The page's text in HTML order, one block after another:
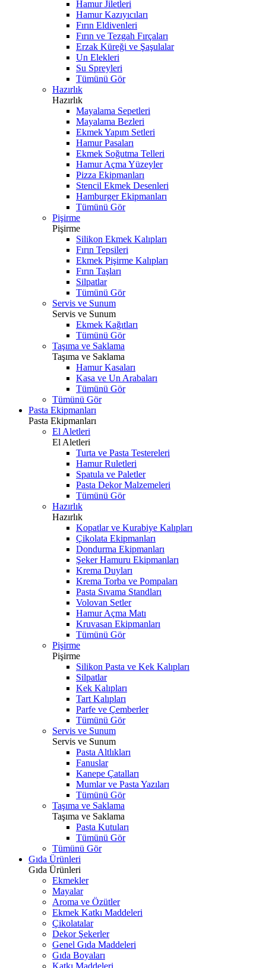
Hamur Jiletleri
Hamur Kazıyıcıları
Fırın Eldivenleri
Fırın ve Tezgah Fırçaları
Erzak Küreği ve Şaşulalar
Un Elekleri
Su Spreyleri
Tümünü Gör
Hazırlık
Hazırlık
Mayalama Sepetleri
Mayalama Bezleri
Ekmek Yapım Setleri
Hamur Pasaları
Ekmek Soğutma Telleri
Hamur Açma Yüzeyler
Pizza Ekipmanları
Stencil Ekmek Desenleri
Hamburger Ekipmanları
Tümünü Gör
Pişirme
Pişirme
Silikon Ekmek Kalıpları
Fırın Tepsileri
Ekmek Pişirme Kalıpları
Fırın Taşları
Silpatlar
Tümünü Gör
Servis ve Sunum
Servis ve Sunum
Ekmek Kağıtları
Tümünü Gör
Taşıma ve Saklama
Taşıma ve Saklama
Hamur Kasaları
Kasa ve Un Arabaları
Tümünü Gör
Tümünü Gör
Pasta Ekipmanları
Pasta Ekipmanları
El Aletleri
El Aletleri
Turta ve Pasta Testereleri
Hamur Ruletleri
Spatula ve Paletler
Pasta Dekor Malzemeleri
Tümünü Gör
Hazırlık
Hazırlık
Kopatlar ve Kurabiye Kalıpları
Çikolata Ekipmanları
Dondurma Ekipmanları
Şeker Hamuru Ekipmanları
Krema Duyları
Krema Torba ve Pompaları
Pasta Sıvama Standları
Volovan Setler
Hamur Açma Matı
Kruvasan Ekipmanları
Tümünü Gör
Pişirme
Pişirme
Silikon Pasta ve Kek Kalıpları
Silpatlar
Kek Kalıpları
Tart Kalıpları
Parfe ve Çemberler
Tümünü Gör
Servis ve Sunum
Servis ve Sunum
Pasta Altlıkları
Fanuslar
Kanepe Çatalları
Mumlar ve Pasta Yazıları
Tümünü Gör
Taşıma ve Saklama
Taşıma ve Saklama
Pasta Kutuları
Tümünü Gör
Tümünü Gör
Gıda Ürünleri
Gıda Ürünleri
Ekmekler
Mayalar
Aroma ve Özütler
Ekmek Katkı Maddeleri
Çikolatalar
Dekor Şekerler
Genel Gıda Maddeleri
Gıda Boyaları
Katkı Maddeleri